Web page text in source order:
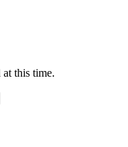
this time.